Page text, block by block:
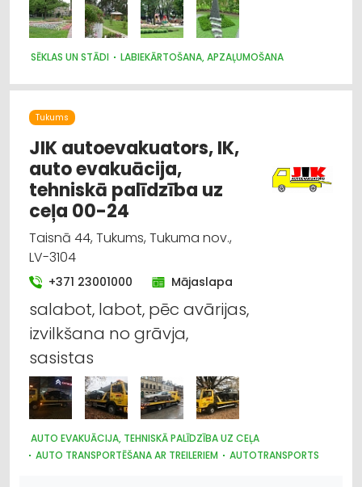
SĒKLAS UN STĀDI LABIEKĀRTOŠANA, APZAĻUMOŠANA
Tukums
JIK autoevakuators, IK,
auto evakuācija,
tehniskā palīdzība uz
ceļa 00-24
Taisnā 44, Tukums, Tukuma nov.,
LV-3104
+371 23001000 Mājaslapa
salabot, labot, pēc avārijas,
izvilkšana no grāvja,
sasistas
AUTO EVAKUĀCIJA, TEHNISKĀ PALĪDZĪBA UZ CEĻA
AUTO TRANSPORTĒŠANA AR TREILERIEM
AUTOTRANSPORTS